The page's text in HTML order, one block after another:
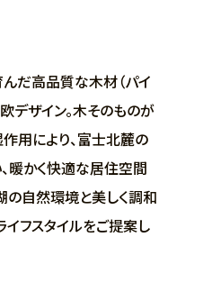
だ高品質な木材（パイ
デザイン。木そのものが
用により、富士北麓の
暖かく快適な居住空間
の自然環境と美しく調和
フスタイルをご提案し